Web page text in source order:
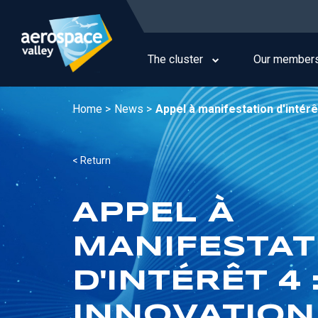
main
content
navigation
The cluster Our
Home > News > Appel à manifestation
< Return
APPEL À
D'INTÉRÊT 4